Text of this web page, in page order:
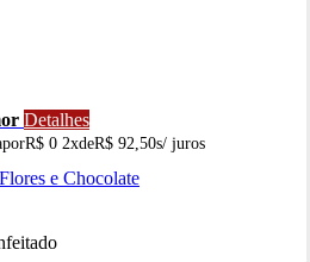
Detalhes
porR$ 0 2xdeR$ 92,50s/ juros
Flores e Chocolate